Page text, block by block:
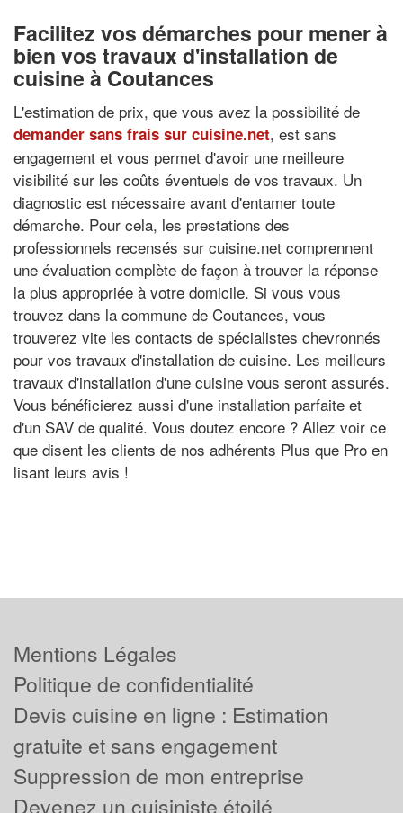
Facilitez vos démarches pour mener à
bien vos travaux d'installation de
cuisine à Coutances
L'estimation de prix, que vous avez la possibilité de
demander sans frais sur cuisine.net, est sans
engagement et vous permet d'avoir une meilleure
visibilité sur les coûts éventuels de vos travaux. Un
diagnostic est nécessaire avant d'entamer toute
démarche. Pour cela, les prestations des
professionnels recensés sur cuisine.net comprennent
une évaluation complète de façon à trouver la réponse
la plus appropriée à votre domicile. Si vous vous
trouvez dans la commune de Coutances, vous
trouverez vite les contacts de spécialistes chevronnés
pour vos travaux d'installation de cuisine. Les meilleurs
travaux d'installation d'une cuisine vous seront assurés.
Vous bénéficierez aussi d'une installation parfaite et
d'un SAV de qualité. Vous doutez encore ? Allez voir ce
que disent les clients de nos adhérents Plus que Pro en
lisant leurs avis !
Mentions Légales
Politique de confidentialité
Devis cuisine en ligne : Estimation
gratuite et sans engagement
Suppression de mon entreprise
Devenez un cuisiniste étoilé